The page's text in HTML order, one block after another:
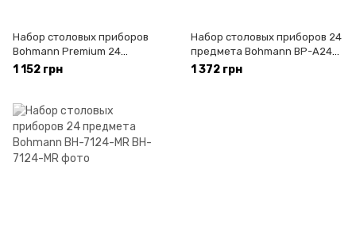
Набор столовых приборов
Bohmann Premium 24
предмета BP-A24-SM
1 152 грн
Набор столовых приборов 24
предмета Bohmann BP-A24-
GM
1 372 грн